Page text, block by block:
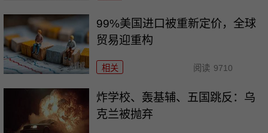
99%美国进口被重新定价，全球
贸易迎重构
相关 阅读 9710
炸学校、轰基辅、五国跳反：乌
克兰被抛弃